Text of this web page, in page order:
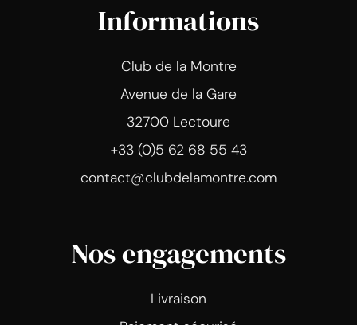
Informations
Club de la Montre
Avenue de la Gare
32700 Lectoure
+33 (0)5 62 68 55 43
contact@clubdelamontre.com
Nos engagements
Livraison